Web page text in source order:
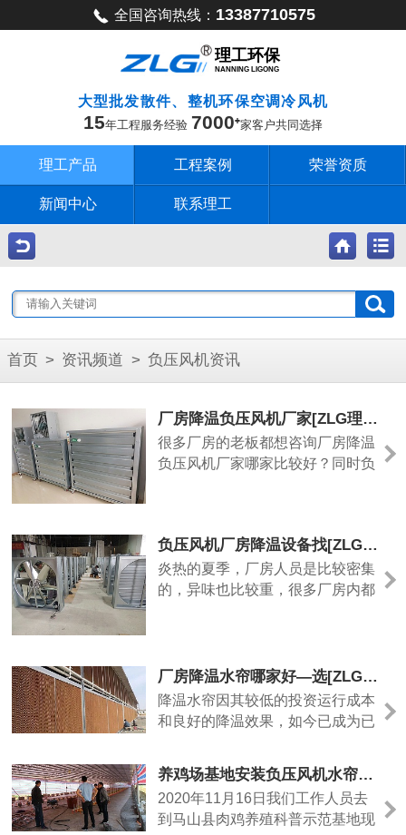
全国咨询热线： 13387710575
理工环保
NANNING LIGONG
大型批发散件、整机环保空调冷风机
15年工程服务经验 7000 家客户共同选择
理工产品 工程案例 荣誉资质
新闻中心 联系理工
首页 > 资讯频道 > 负压风机资讯
厂房降温负压风机厂家[ZLG理工]24小时技术指导
很多厂房的老板都想咨询厂房降温
负压风机厂家哪家比较好？同时负
风机的厂家不计其数，怎么样选择
生产厂家呢？主要看产品的质量和
使用能不能达到客户所希望的效
负压风机厂房降温设备找[ZLG理工]品质好
炎热的夏季，厂房人员是比较密集
的，异味也比较重，很多厂房内都
风降温设备令消费者们难以选择。
今天小编给大家推荐一款，那就是
ZLG理工的负压风机厂房降温设
厂房降温水帘哪家好—选[ZLG理工]15年降温经验
降温水帘因其较低的投资运行成本
和良好的降温效果，如今已成为已
选择降温水帘厂家的时候就开始烦
恼了，因为市面上降温水帘品牌太
多了，价格也是有高有低，让人很
难选择，厂房降温水帘哪家好呢？
养鸡场基地安装负压风机水帘墙用[ZLG理工]品质优，效果好
2020年11月16日我们工作人员去
到马山县肉鸡养殖科普示范基地现